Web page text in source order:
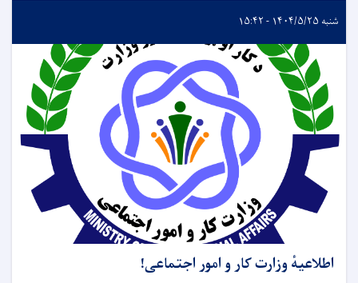
شنبه ۱۴۰۴/۵/۲۵ - ۱۵:۴۲
اطلاعیهٔ وزارت کار و امور اجتماعی!